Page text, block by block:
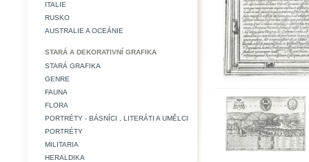
ITALIE
RUSKO
AUSTRALIE A OCEÁNIE
STARÁ A DEKORATIVNÍ GRAFIKA
STARÁ GRAFIKA
GENRE
FAUNA
FLORA
PORTRÉTY - BÁSNÍCI , LITERÁTI A UMĚLCI
PORTRÉTY
MILITARIA
HERALDIKA